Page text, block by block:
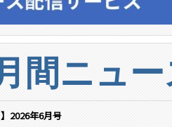
間ニュ
2026年6月号